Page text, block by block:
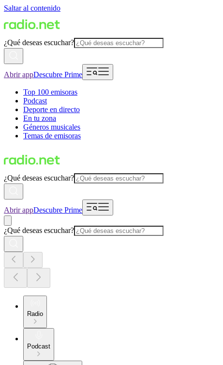
Saltar al contenido
¿Qué deseas escuchar?
Abrir appDescubre Prime
Top 100 emisoras
Podcast
Deporte en directo
En tu zona
Géneros musicales
Temas de emisoras
¿Qué deseas escuchar?
Abrir appDescubre Prime
¿Qué deseas escuchar?
Radio
Podcast